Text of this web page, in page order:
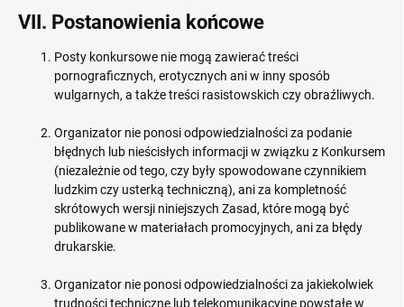
VII. Postanowienia końcowe
Posty konkursowe nie mogą zawierać treści
pornograficznych, erotycznych ani w inny sposób
wulgarnych, a także treści rasistowskich czy obraźliwych.
Organizator nie ponosi odpowiedzialności za podanie
błędnych lub nieścisłych informacji w związku z Konkursem
(niezależnie od tego, czy były spowodowane czynnikiem
ludzkim czy usterką techniczną), ani za kompletność
skrótowych wersji niniejszych Zasad, które mogą być
publikowane w materiałach promocyjnych, ani za błędy
drukarskie.
Organizator nie ponosi odpowiedzialności za jakiekolwiek
trudności techniczne lub telekomunikacyjne powstałe w